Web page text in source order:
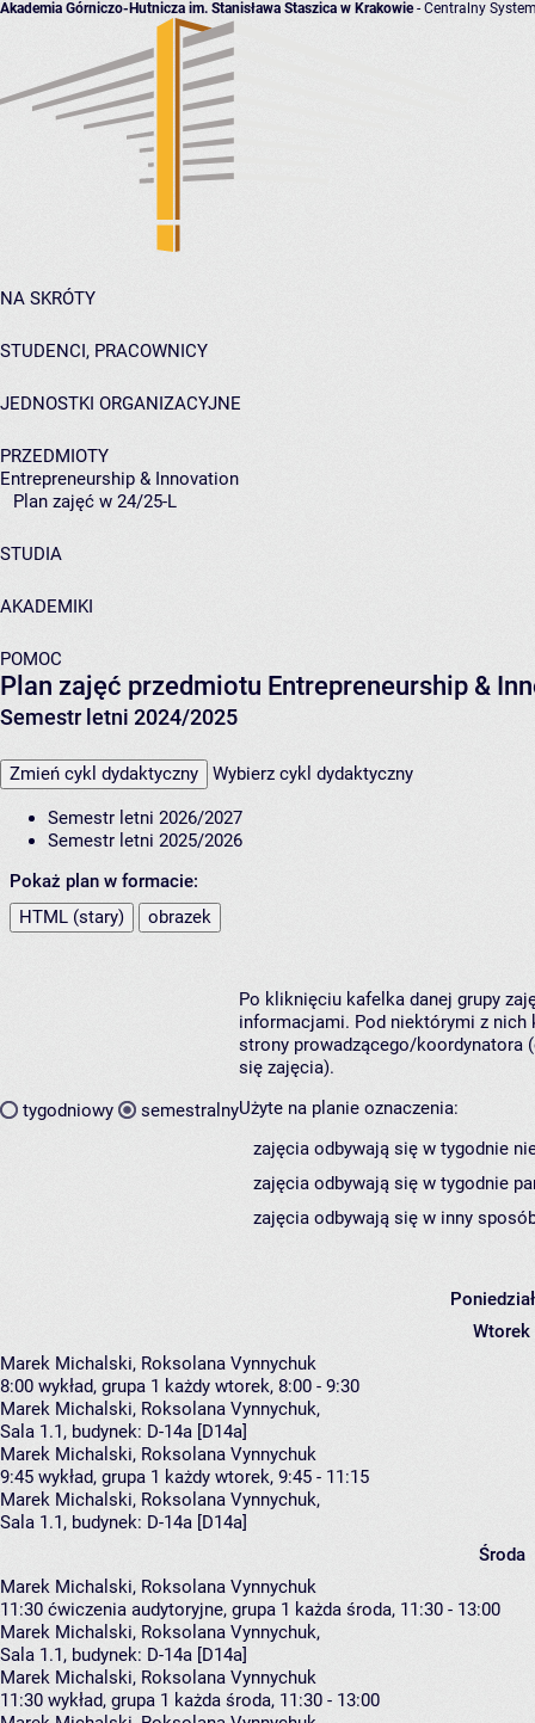
Akademia Górniczo-Hutnicza im. Stanisława Staszica w Krakowie- Centralny
NA SKRÓTY
STUDENCI, PRACOWNICY
JEDNOSTKI ORGANIZACYJNE
PRZEDMIOTY
Entrepreneurship & Innovation
Plan zajęć w 24/25-L
STUDIA
AKADEMIKI
POMOC
Plan zajęć przedmiotu Entrepreneurship &
Semestr letni 2024/2025
Zmień cykl dydaktyczny Wybierz cykl dydaktyczny
Semestr letni 2026/2027
Semestr letni 2025/2026
Pokaż plan w formacie:
HTML (stary)
obrazek
tygodniowy semestralny
Po kliknięciu kafelka danej grupy
informacjami. Pod niektórymi z nich
strony prowadzącego/koordynatora
się zajęcia).
Użyte na planie oznaczenia:
zajęcia odbywają się w tygodnie
zajęcia odbywają się w tygodnie
zajęcia odbywają się w inny
Wtorek
Marek Michalski, Roksolana Vynnychuk
8:00 wykład, grupa 1 każdy wtorek, 8:00 - 9:30
Marek Michalski, Roksolana Vynnychuk,
Sala 1.1, budynek: D-14a [D14a]
Marek Michalski, Roksolana Vynnychuk
9:45 wykład, grupa 1 każdy wtorek, 9:45 - 11:15
Marek Michalski, Roksolana Vynnychuk,
Sala 1.1, budynek: D-14a [D14a]
Środa
Marek Michalski, Roksolana Vynnychuk
11:30 ćwiczenia audytoryjne, grupa 1 każda środa, 11:30 - 13:00
Marek Michalski, Roksolana Vynnychuk,
Sala 1.1, budynek: D-14a [D14a]
Marek Michalski, Roksolana Vynnychuk
11:30 wykład, grupa 1 każda środa, 11:30 - 13:00